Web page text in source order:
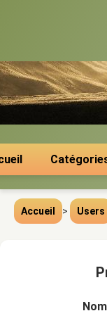
Accueil > Users